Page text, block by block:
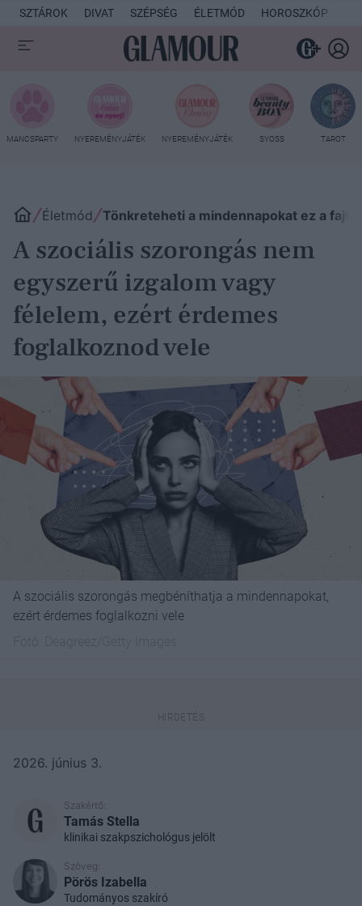
SZTÁROK DIVAT SZÉPSÉG ÉLETMÓD HOROSZKÓP
MANCSPARTY NYEREMÉNYJÁTÉK NYEREMÉNYJÁTÉK SYOSS TAROT
Életmód Tönkreteheti a mindennapokat ez a
A szociális szorongás nem
egyszerű izgalom vagy
félelem, ezért érdemes
foglalkoznod vele
A szociális szorongás megbéníthatja a mindennapokat,
ezért érdemes foglalkozni vele
2026. június 3.
Szakértő:
Tamás Stella
klinikai szakpszichológus jelölt
Szöveg:
Pörös Izabella
Tudományos szakíró